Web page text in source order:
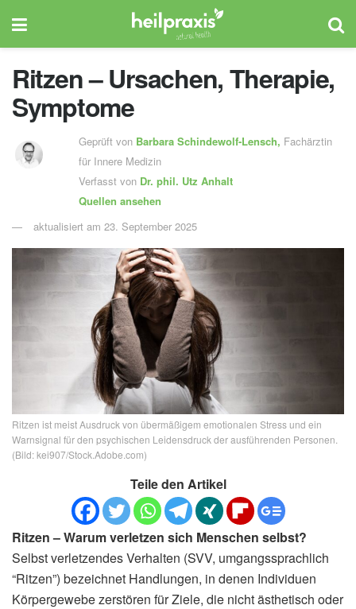
Ritzen – Ursachen, Therapie,
Symptome
Geprüft von Barbara Schindewolf-Lensch, Fachärztin
für Innere Medizin
Verfasst von Dr. phil. Utz Anhalt
Quellen ansehen
aktualisiert am 23. September 2025
Ritzen ist meist Ausdruck von übermäßigem emotionalen Stress und ein
Warnsignal für den psychischen Leidensdruck der ausführenden Personen.
(Bild: kei907/Stock.Adobe.com)
Teile den Artikel
Ritzen – Warum verletzen sich Menschen selbst?
Selbst verletzendes Verhalten (SVV, umgangssprachlich
“Ritzen”) bezeichnet Handlungen, in denen Individuen
Körpergewebe zerstören für Ziele, die nicht ästhetisch oder